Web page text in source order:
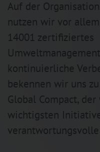
Auf der
nutzen wir vor
14001 zertifiziertes
kontinuierliche
bekennen wir uns
Global Compact,
wichtigsten